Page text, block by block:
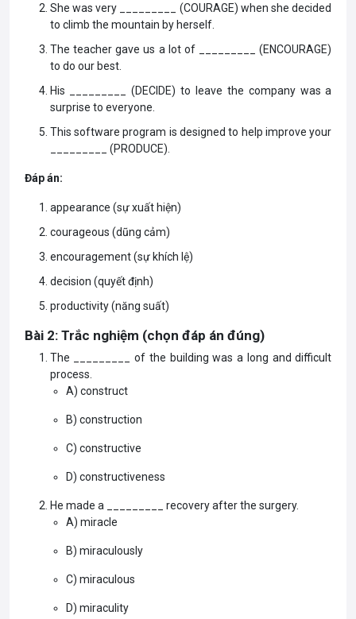
She was very _________ (COURAGE) when she decided
to climb the mountain by herself.
The teacher gave us a lot of _________ (ENCOURAGE)
to do our best.
His _________ (DECIDE) to leave the company was a
surprise to everyone.
This software program is designed to help improve your
_________ (PRODUCE).
Đáp án:
appearance (sự xuất hiện)
courageous (dũng cảm)
encouragement (sự khích lệ)
decision (quyết định)
productivity (năng suất)
Bài 2: Trắc nghiệm (chọn đáp án đúng)
The _________ of the building was a long and difficult
process.
A) construct
B) construction
C) constructive
D) constructiveness
He made a _________ recovery after the surgery.
A) miracle
B) miraculously
C) miraculous
D) miraculity